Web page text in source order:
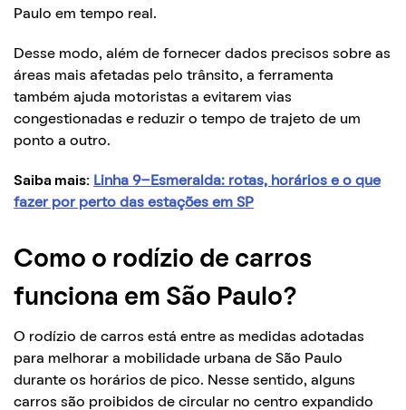
Paulo em tempo real.
Desse modo, além de fornecer dados precisos sobre as
áreas mais afetadas pelo trânsito, a ferramenta
também ajuda motoristas a evitarem vias
congestionadas e reduzir o tempo de trajeto de um
ponto a outro.
Saiba mais: Linha 9-Esmeralda: rotas, horários e o que
fazer por perto das estações em SP
Como o rodízio de carros
funciona em São Paulo?
O rodízio de carros está entre as medidas adotadas
para melhorar a mobilidade urbana de São Paulo
durante os horários de pico. Nesse sentido, alguns
carros são proibidos de circular no centro expandido